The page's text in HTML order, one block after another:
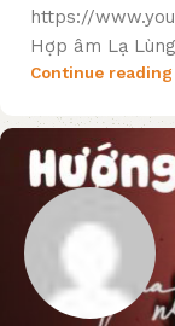
https://
Hợp âm Lạ
Continue reading